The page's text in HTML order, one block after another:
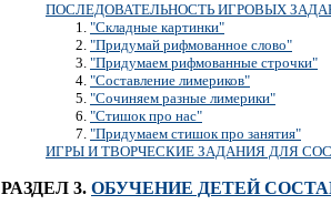
ПОСЛЕДОВАТЕЛЬНОСТЬ ИГРОВЫХ
"Складные картинки"
"Придумай рифмованное слово"
"Придумаем рифмованные строчки"
"Составление лимериков"
"Сочиняем разные лимерики"
"Стишок про нас"
"Придумаем стишок про занятия"
ИГРЫ И ТВОРЧЕСКИЕ ЗАДАНИЯ ДЛЯ
РАЗДЕЛ 3. ОБУЧЕНИЕ ДЕТЕЙ